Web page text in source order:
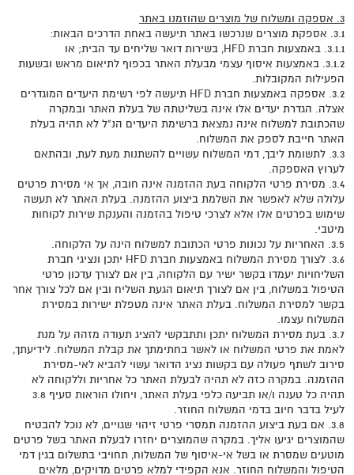
3. אספקה ומשלוח של מוצרים שהוזמנו באתר
3.1. אספקת מוצרים שנרכשו באתר תיעשה באחת הדרכים הבאות:
3.1.1. באמצעות חברת HFD, בשירות דואר שליחים עד הבית; או
3.1.2. באמצעות איסוף עצמי מבעלת האתר בכפוף לתיאום מראש ובשעות
הפעילות המקובלות.
3.2. אספקה באמצעות חברת HFD תיעשה לפי רשימת היעדים המוגדרים
אצלה. הגדרת יעדים אלו אינה בשליטתה של בעלת האתר ובמקרה
שהכתובת למשלוח אינה נמצאת ברשימת היעדים הנ"ל לא תהיה בעלת
האתר חייבת לספק את המשלוח.
3.3. לתשומת ליבך, דמי המשלוח עשויים להשתנות מעת לעת, ובהתאם
לערוץ האספקה.
3.4. מסירת פרטי הלקוחה בעת ההזמנה אינה חובה, אך אי מסירת פרטים
עלולה שלא לאפשר את השלמת ביצוע ההזמנה. בעלת האתר לא תעשה
שימוש בפרטים אלו אלא לצרכי טיפול בהזמנה והענקת שירות לקוחות
מיטבי.
3.5. האחריות על נכונות פרטי הכתובת למשלוח הינה על הלקוחה.
3.6. לצורך מסירת המשלוח באמצעות חברת HFD יתכן ונציגי חברת
השליחויות יעמדו בקשר ישיר עם הלקוחה, בין אם לצורך עדכון פרטי
הטיפול במשלוח, בין אם לצורך תיאום הגעת השליח ובין אם לכל צורך אחר
בקשר למסירת המשלוח. בעלת האתר אינה מטפלת ישירות במסירת
המשלוח עצמו.
3.7. בעת מסירת המשלוח יתכן ותתבקשי להציג תעודה מזהה על מנת
לאמת את פרטי המשלוח או לאשר בחתימתך את קבלת המשלוח. לידיעתך,
סירוב לשתף פעולה עם בקשות נציג הדואר עשוי להביא לאי-מסירת
ההזמנה. במקרה כזה לא תהיה לבעלת האתר כל אחריות וללקוחה לא
תהיה כל טענה ו/או תביעה כלפי בעלת האתר, ויחולו הוראות סעיף 3.8
לעיל בדבר חיוב בדמי המשלוח החוזר.
3.8. אם בעת ביצוע ההזמנה תמסרי פרטי זיהוי שגויים, לא נוכל להבטיח
שהמוצרים יגיעו אליך. במקרה שהמוצרים יחזרו לבעלת האתר בשל פרטים
מוטעים שמסרת או בשל אי-איסוף של המשלוח, תחויבי בתשלום בגין דמי
הטיפול והמשלוח החוזר. אנא הקפידי למלא פרטים מדויקים, מלאים